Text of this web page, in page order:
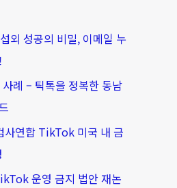
외 성공의 비밀, 이메일 누
례 – 틱톡을 정복한 동남
사연합 TikTok 미국 내 금
운영 금지 법안 재논